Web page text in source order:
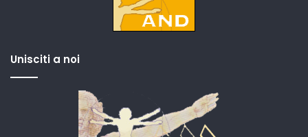
Unisciti a noi